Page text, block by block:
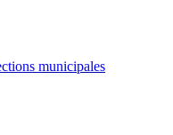
municipales